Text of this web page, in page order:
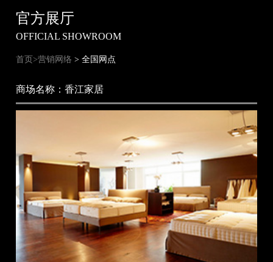
官方展厅
OFFICIAL SHOWROOM
首页>营销网络 > 全国网点
商场名称：香江家居